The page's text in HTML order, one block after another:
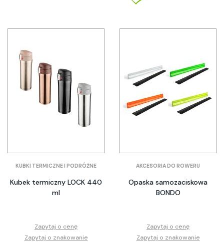
KUBKI TERMICZNE I PODRÓŻNE
Kubek termiczny LOCK 440
ml
Zapytaj o cenę
Zapytaj o znakowanie
AKCESORIA DO ROWERU
Opaska samozaciskowa
BONDO
Zapytaj o cenę
Zapytaj o znakowanie